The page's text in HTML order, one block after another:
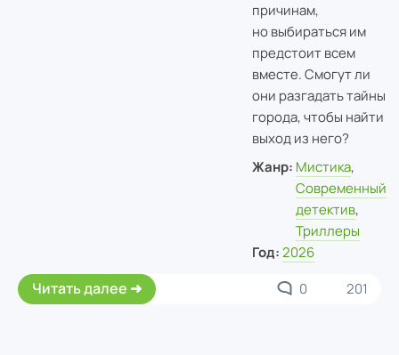
причинам,
но выбираться им
предстоит всем
вместе. Смогут ли
они разгадать тайны
города, чтобы найти
выход из него?
Жанр: Мистика,
Современный
детектив,
Триллеры
Год: 2026
Читать далее 0 201